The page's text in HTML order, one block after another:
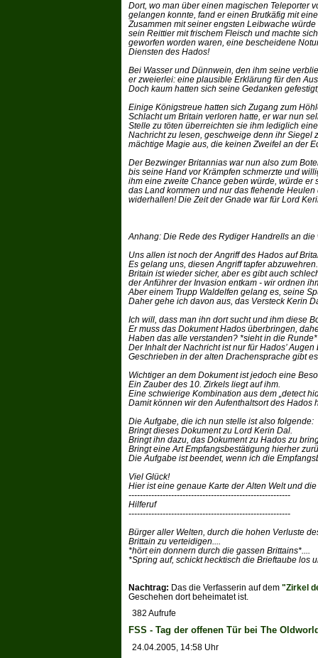
Dort, wo man über einen magischen Teleporter
gelangen konnte, fand er einen Brutkäfig mit
Zusammen mit seiner engsten Leibwache
sein Reittier mit frischem Fleisch und machte
geworfen worden waren, eine bescheidene
Diensten des Hados!
Bei Wasser und Dünnwein, den ihm seine
er zweierlei: eine plausible Erklärung für den
Doch kaum hatten sich seine Gedanken
Einige Königstreue hatten sich Zugang zum
Schlacht um Britain verloren hatte, er war nun
Stelle zu töten überreichten sie ihm lediglich
Nachricht zu lesen, geschweige denn ihr Siegel
mächtige Magie aus, die keinen Zweifel an der
Der Bezwinger Britannias war nun also zum
bis seine Hand vor Krämpfen schmerzte und
ihm eine zweite Chance geben würde, würde er
das Land kommen und nur das flehende
widerhallen! Die Zeit der Gnade war für Lord
Anhang: Die Rede des Rydiger Handrells an
Uns allen ist noch der Angriff des Hados auf
Es gelang uns, diesen Angriff tapfer
Britain ist wieder sicher, aber es gibt auch
der Anführer der Invasion entkam - wir ordnen
Aber einem Trupp Waldelfen gelang es, seine
Daher gehe ich davon aus, das Versteck Kerin
Ich will, dass man ihn dort sucht und ihm diese
Er muss das Dokument Hados überbringen,
Haben das alle verstanden? *sieht in die
Der Inhalt der Nachricht ist nur für Hados’ Augen
Geschrieben in der alten Drachensprache gibt
Wichtiger an dem Dokument ist jedoch eine
Ein Zauber des 10. Zirkels liegt auf ihm.
Eine schwierige Kombination aus dem „detect
Damit können wir den Aufenthaltsort des Hados
Die Aufgabe, die ich nun stelle ist also folgende:
Bringt dieses Dokument zu Lord Kerin Dal.
Bringt ihn dazu, das Dokument zu Hados zu
Bringt eine Art Empfangsbestätigung hierher
Die Aufgabe ist beendet, wenn ich die
Viel Glück!
Hier ist eine genaue Karte der Alten Welt und die
---------------------------------------------------------
Hilferuf
---------------------------------------------------------
Bürger aller Welten, durch die hohen Verluste
Brittain zu verteidigen....
*hört ein donnern durch die gassen Brittains*....
*Spring auf, schickt hecktisch die Brieftaube los
Nachtrag: Das die Verfasserin auf dem "Zirkel
Geschehen dort beheimatet ist.
382 Aufrufe
FSS - Tag der offenen Tür bei The
24.04.2005, 14:58 Uhr